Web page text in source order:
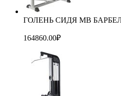
ГОЛЕНЬ СИДЯ МВ БАРБЕЛ
164860.00₽